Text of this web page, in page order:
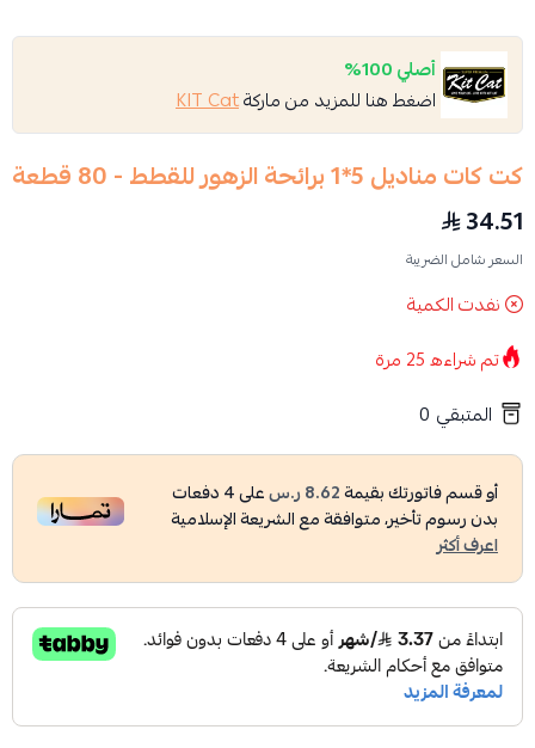
أصلي 100%
اضغط هنا للمزيد من ماركةKIT Cat
كت كات مناديل 5*1 برائحة الزهور للقطط - 80 قطعة
34.51
السعر شامل الضريبة
نفدت الكمية
تم شراءه25 مرة
المتبقي 0
أو قسم فاتورتك بقيمة8.62 ر.س على4دفعات
بدون رسوم تأخير، متوافقة مع الشريعة الإسلامية
اعرف أكثر